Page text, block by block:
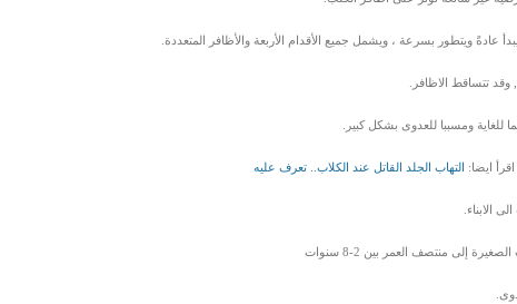
تتساقط الاظافر.
للغاية ومسببا للعدوى بشكل كبير.
ايضا: التهاب الجلد القاتل عند الكلاب.. تعرف عليه
الابناء.
إلى منتصف العمر بين 2-8 سنوات